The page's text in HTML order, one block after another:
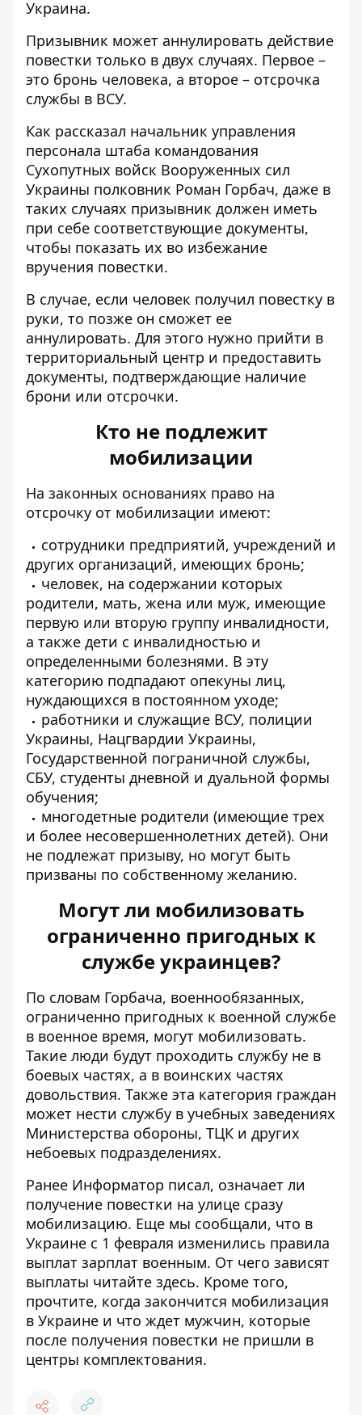
Украина.
Призывник может аннулировать действие
повестки только в двух случаях. Первое –
это бронь человека, а второе – отсрочка
службы в ВСУ.
Как рассказал начальник управления
персонала штаба командования
Сухопутных войск Вооруженных сил
Украины полковник Роман Горбач, даже в
таких случаях призывник должен иметь
при себе соответствующие документы,
чтобы показать их во избежание
вручения повестки.
В случае, если человек получил повестку в
руки, то позже он сможет ее
аннулировать. Для этого нужно прийти в
территориальный центр и предоставить
документы, подтверждающие наличие
брони или отсрочки.
Кто не подлежит
мобилизации
На законных основаниях право на
отсрочку от мобилизации имеют:
сотрудники предприятий, учреждений и
других организаций, имеющих бронь;
человек, на содержании которых
родители, мать, жена или муж, имеющие
первую или вторую группу инвалидности,
а также дети с инвалидностью и
определенными болезнями. В эту
категорию подпадают опекуны лиц,
нуждающихся в постоянном уходе;
работники и служащие ВСУ, полиции
Украины, Нацгвардии Украины,
Государственной пограничной службы,
СБУ, студенты дневной и дуальной формы
обучения;
многодетные родители (имеющие трех
и более несовершеннолетних детей). Они
не подлежат призыву, но могут быть
призваны по собственному желанию.
Могут ли мобилизовать
ограниченно пригодных к
службе украинцев?
По словам Горбача, военнообязанных,
ограниченно пригодных к военной службе
в военное время, могут мобилизовать.
Такие люди будут проходить службу не в
боевых частях, а в воинских частях
довольствия. Также эта категория граждан
может нести службу в учебных заведениях
Министерства обороны, ТЦК и других
небоевых подразделениях.
Ранее Информатор писал, означает ли
получение повестки на улице сразу
мобилизацию. Еще мы сообщали, что в
Украине с 1 февраля изменились правила
выплат зарплат военным. От чего зависят
выплаты читайте здесь. Кроме того,
прочтите, когда закончится мобилизация
в Украине и что ждет мужчин, которые
после получения повестки не пришли в
центры комплектования.